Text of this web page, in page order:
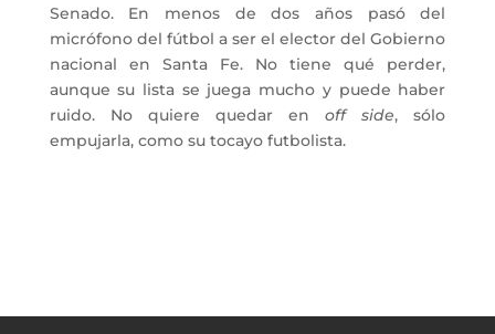
Senado. En menos de dos años pasó del
micrófono del fútbol a ser el elector del Gobierno
nacional en Santa Fe. No tiene qué perder,
aunque su lista se juega mucho y puede haber
ruido. No quiere quedar enoff side, sólo
empujarla, como su tocayo futbolista.